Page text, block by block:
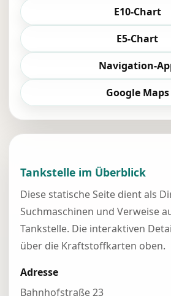
E10-Chart
E5-Chart
Navigation-
Google Maps
Tankstelle im Überblick
Diese statische Seite dient als
Suchmaschinen und Verweise
Tankstelle. Die interaktiven
über die Kraftstoffkarten oben.
Adresse
Bahnhofstraße 23